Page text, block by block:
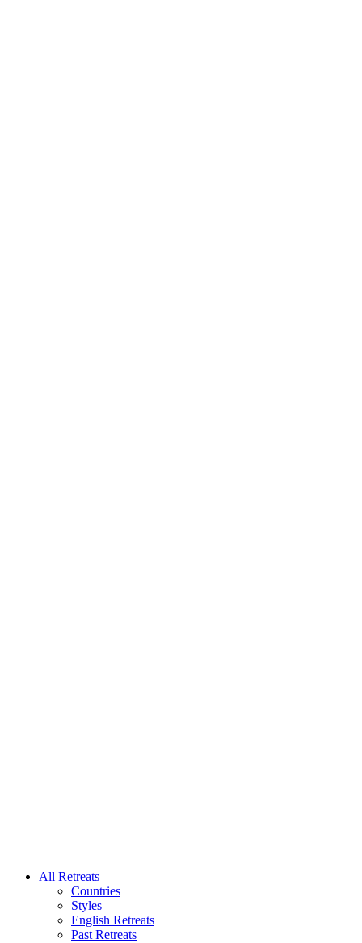
All Retreats
Countries
Styles
English Retreats
Past Retreats